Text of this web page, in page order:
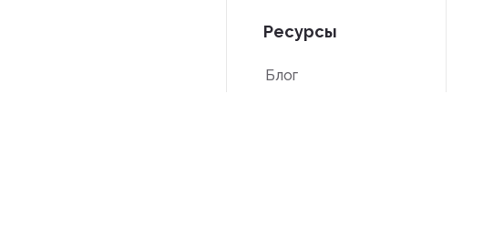
Ресурсы
Блог